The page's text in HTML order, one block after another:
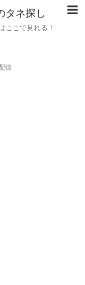
タネ探し
ここで見れる！
信